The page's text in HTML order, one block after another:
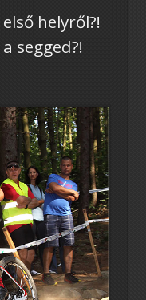
helyről?!
segged?!